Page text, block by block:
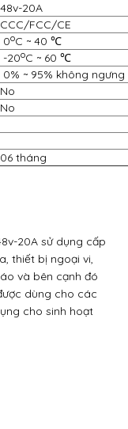
20A
FCC/CE
0­­­oC ~ 40 ℃
-20oC ~ 60 ℃
0% ~ 95% không
tháng
20A sử dụng cấp
thiết bị ngoại vi,
và bên cạnh đó
dùng cho các
cho sinh hoạt